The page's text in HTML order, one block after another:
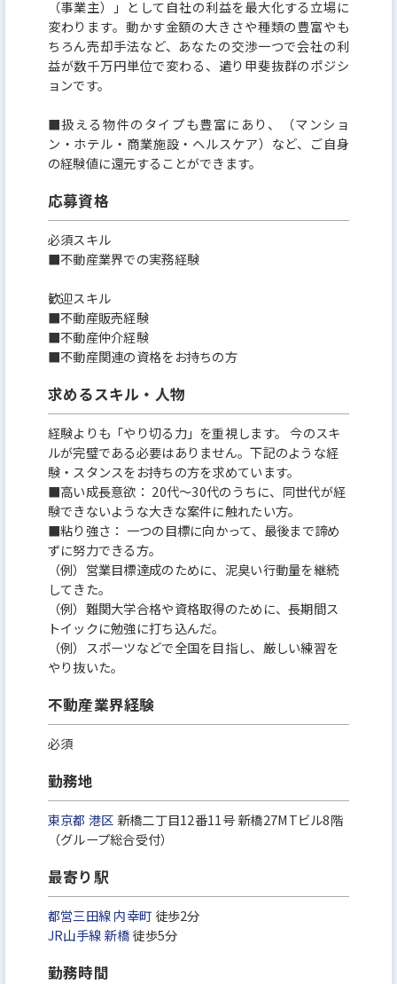
（事業主）」として自社の利益を最大化する立場に
変わります。動かす金額の大きさや種類の豊富やも
ちろん売却手法など、あなたの交渉一つで会社の利
益が数千万円単位で変わる、遣り甲斐抜群のポジシ
ョンです。
■扱える物件のタイプも豊富にあり、（マンショ
ン・ホテル・商業施設・ヘルスケア）など、ご自身
の経験値に還元することができます。
応募資格
必須スキル
■不動産業界での実務経験
歓迎スキル
■不動産販売経験
■不動産仲介経験
■不動産関連の資格をお持ちの方
求めるスキル・人物
経験よりも「やり切る力」を重視します。 今のスキ
ルが完璧である必要はありません。下記のような経
験・スタンスをお持ちの方を求めています。
■高い成長意欲： 20代〜30代のうちに、同世代が経
験できないような大きな案件に触れたい方。
■粘り強さ： 一つの目標に向かって、最後まで諦め
ずに努力できる方。
（例）営業目標達成のために、泥臭い行動量を継続
してきた。
（例）難関大学合格や資格取得のために、長期間ス
トイックに勉強に打ち込んだ。
（例）スポーツなどで全国を目指し、厳しい練習を
やり抜いた。
不動産業界経験
必須
勤務地
東京都 港区 新橋二丁目12番11号 新橋27MTビル8階
（グループ総合受付）
最寄り駅
都営三田線内幸町 徒歩2分
JR山手線新橋徒歩5分
勤務時間